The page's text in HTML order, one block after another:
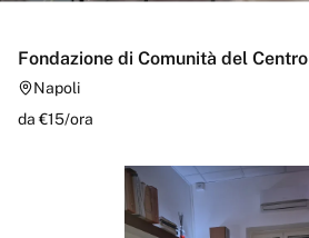
Fondazione di Comunità del
Napoli
da €15/ora